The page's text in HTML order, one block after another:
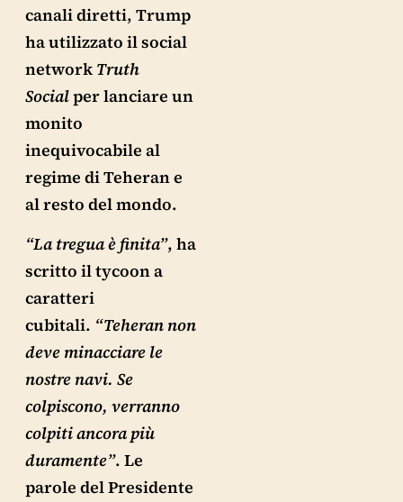
canali diretti, Trump
ha utilizzato il social
network Truth
Socialper lanciare un
monito
inequivocabile al
regime di Teheran e
al resto del mondo.
“La tregua è finita”, ha
scritto il tycoon a
caratteri
cubitali. “Teheran non
deve minacciare le
nostre navi. Se
colpiscono, verranno
colpiti ancora più
duramente”. Le
parole del Presidente